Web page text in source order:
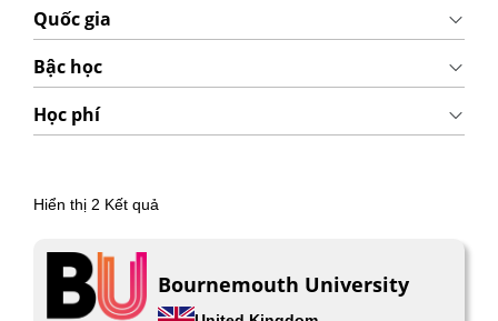
Quốc gia
Bậc học
Học phí
Hiển thị 2 Kết quả
Bournemouth University